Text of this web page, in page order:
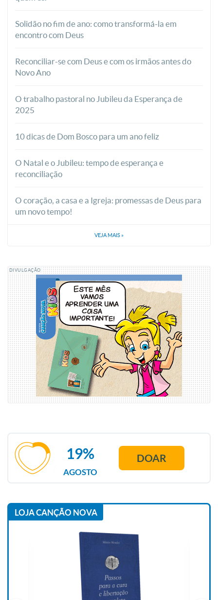
Solidão no fim de ano: como transformá-la em
encontro com Deus
Reconciliar-se com Deus e com os irmãos antes do
Novo Ano
O trabalho pastoral no Jubileu da Esperança de
2025
10 dicas de Dom Bosco para um ano feliz
O Natal e o Jubileu: tempo de esperança e
reconciliação
O coração, a casa e a Igreja: promessas de Deus para
um novo tempo!
VEJA MAIS »
DIVULGAÇÃO
AGOSTO
19% DOAR
LOJA CANÇÃO NOVA